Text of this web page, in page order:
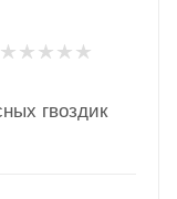
гвоздик